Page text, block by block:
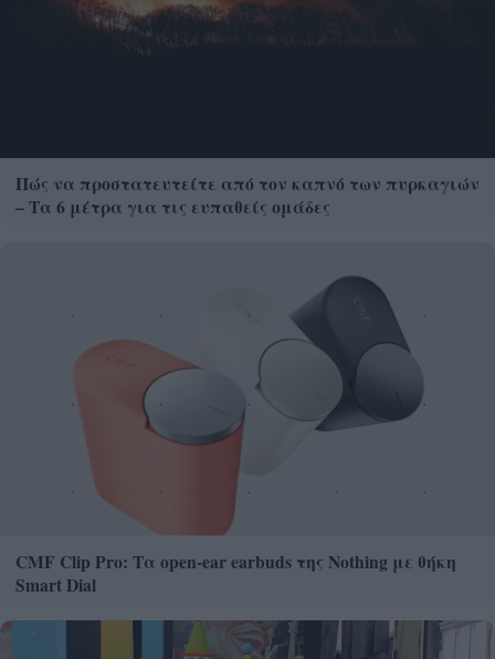
Πώς να προστατευτείτε από τον καπνό των πυρκαγιών
– Τα 6 μέτρα για τις ευπαθείς ομάδες
CMF Clip Pro: Τα open-ear earbuds της Nothing με θήκη
Smart Dial